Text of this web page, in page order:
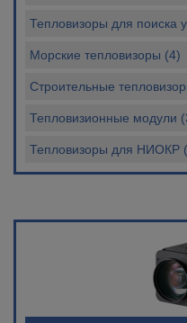
Тепловизоры для поиска
Морские тепловизоры (4)
Строительные
Тепловизионные модули
Тепловизоры для НИОКР